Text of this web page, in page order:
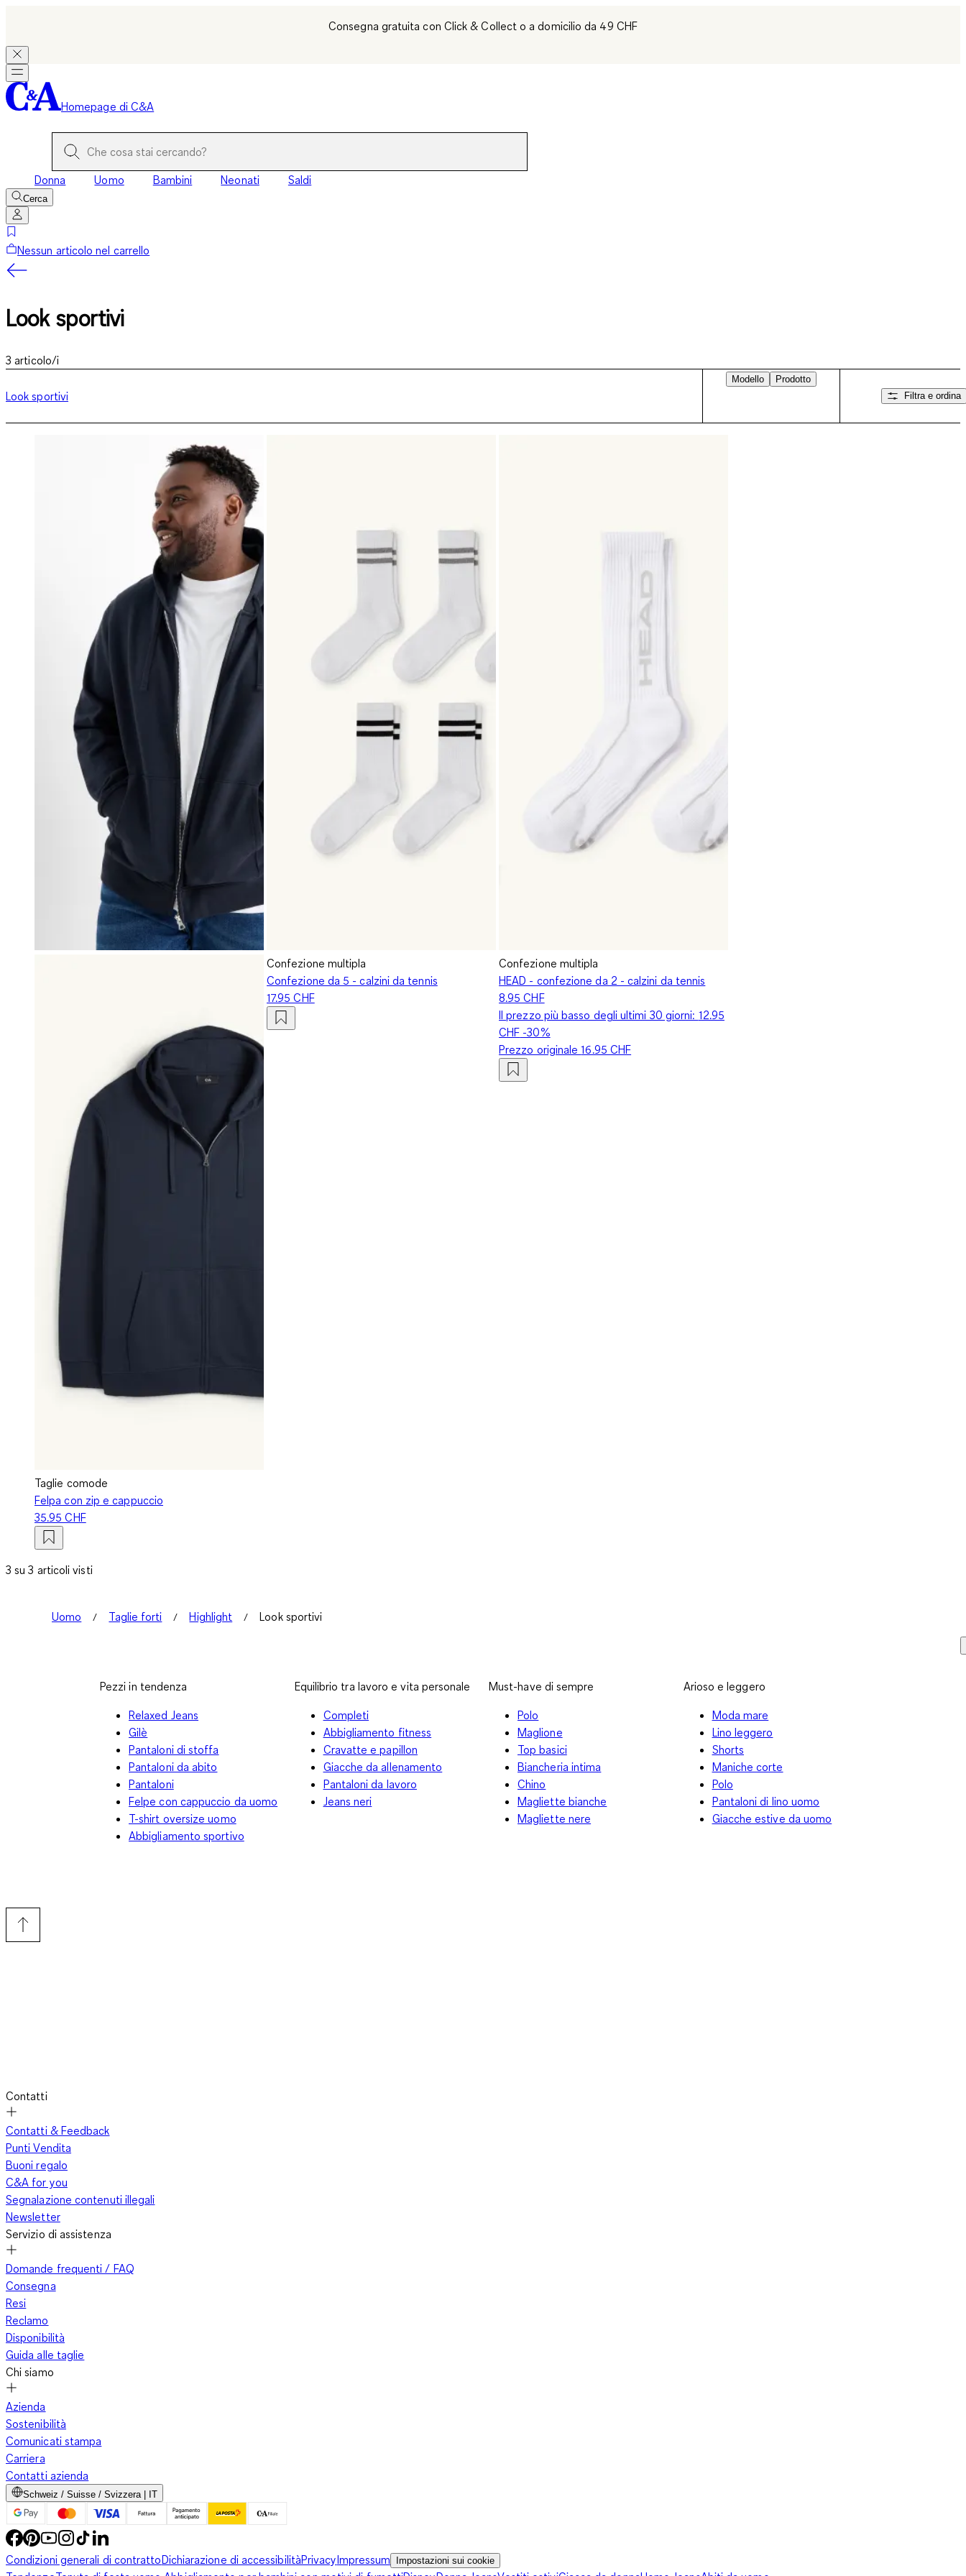
Consegna gratuita con Click & Collect o a domicilio da 49 CHF
Homepage di C&A
Donna Uomo Bambini Neonati Saldi
Cerca
Nessun articolo nel carrello
Look sportivi
3 articolo/i
Look sportivi
Modello
Prodotto
Filtra e ordina
Taglie comode
Felpa con zip e cappuccio
35.95 CHF
Confezione multipla
Confezione da 5 - calzini da tennis
17.95 CHF
Confezione multipla
HEAD - confezione da 2 - calzini da tennis
8.95 CHF
Il prezzo più basso degli ultimi 30 giorni: 12.95
CHF -30%
Prezzo originale16.95 CHF
3 su 3 articoli visti
Uomo Taglie forti Highlight Look sportivi
Pezzi in tendenza
Relaxed Jeans
Gilè
Pantaloni di stoffa
Pantaloni da abito
Pantaloni
Felpe con cappuccio da uomo
T-shirt oversize uomo
Abbigliamento sportivo
Equilibrio tra lavoro e vita personale
Completi
Abbigliamento fitness
Cravatte e papillon
Giacche da allenamento
Pantaloni da lavoro
Jeans neri
Must-have di sempre
Polo
Maglione
Top basici
Biancheria intima
Chino
Magliette bianche
Magliette nere
Arioso e leggero
Moda mare
Lino leggero
Shorts
Maniche corte
Polo
Pantaloni di lino uomo
Giacche estive da uomo
Contatti
Contatti & Feedback
Punti Vendita
Buoni regalo
C&A for you
Segnalazione contenuti illegali
Newsletter
Servizio di assistenza
Domande frequenti / FAQ
Consegna
Resi
Reclamo
Disponibilità
Guida alle taglie
Chi siamo
Azienda
Sostenibilità
Comunicati stampa
Carriera
Contatti azienda
Schweiz / Suisse / Svizzera | IT
Condizioni generali di contrattoDichiarazione di accessibilitàPrivacyImpressum Impostazioni sui cookie